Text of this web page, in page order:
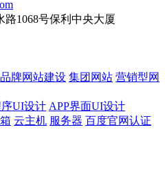
1068号保利中央大厦
品牌网站建设 集团网站 营销型网
UI设计 APP界面UI设计
云主机 服务器 百度官网认证